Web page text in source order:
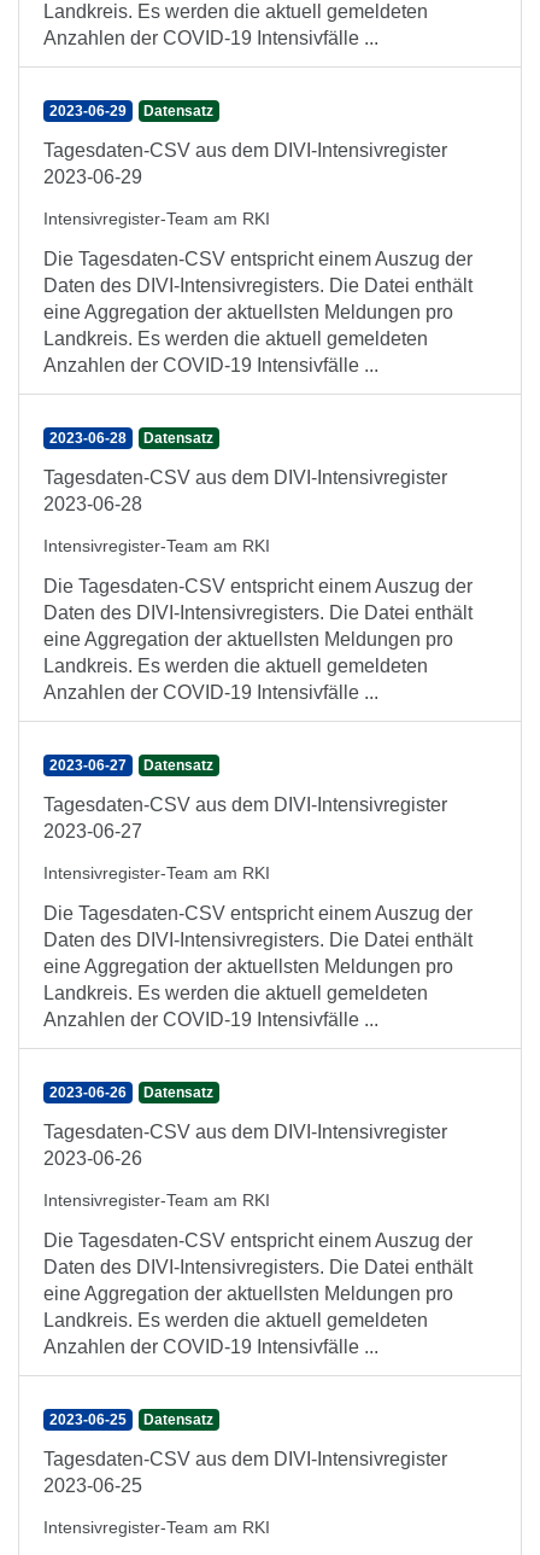
Landkreis. Es werden die aktuell gemeldeten
Anzahlen der COVID-19 Intensivfälle ...
2023-06-29 Datensatz
Tagesdaten-CSV aus dem DIVI-Intensivregister
2023-06-29
Intensivregister-Team am RKI
Die Tagesdaten-CSV entspricht einem Auszug der
Daten des DIVI-Intensivregisters. Die Datei enthält
eine Aggregation der aktuellsten Meldungen pro
Landkreis. Es werden die aktuell gemeldeten
Anzahlen der COVID-19 Intensivfälle ...
2023-06-28 Datensatz
Tagesdaten-CSV aus dem DIVI-Intensivregister
2023-06-28
Intensivregister-Team am RKI
Die Tagesdaten-CSV entspricht einem Auszug der
Daten des DIVI-Intensivregisters. Die Datei enthält
eine Aggregation der aktuellsten Meldungen pro
Landkreis. Es werden die aktuell gemeldeten
Anzahlen der COVID-19 Intensivfälle ...
2023-06-27 Datensatz
Tagesdaten-CSV aus dem DIVI-Intensivregister
2023-06-27
Intensivregister-Team am RKI
Die Tagesdaten-CSV entspricht einem Auszug der
Daten des DIVI-Intensivregisters. Die Datei enthält
eine Aggregation der aktuellsten Meldungen pro
Landkreis. Es werden die aktuell gemeldeten
Anzahlen der COVID-19 Intensivfälle ...
2023-06-26 Datensatz
Tagesdaten-CSV aus dem DIVI-Intensivregister
2023-06-26
Intensivregister-Team am RKI
Die Tagesdaten-CSV entspricht einem Auszug der
Daten des DIVI-Intensivregisters. Die Datei enthält
eine Aggregation der aktuellsten Meldungen pro
Landkreis. Es werden die aktuell gemeldeten
Anzahlen der COVID-19 Intensivfälle ...
2023-06-25 Datensatz
Tagesdaten-CSV aus dem DIVI-Intensivregister
2023-06-25
Intensivregister-Team am RKI